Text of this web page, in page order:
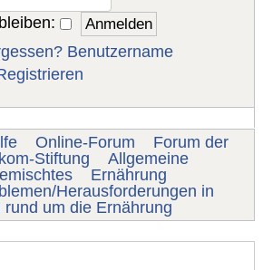
Benutzername
Online-Forum
Forum der
Stiftung
Allgemeine
Ernährung
Herausforderungen in
um die Ernährung